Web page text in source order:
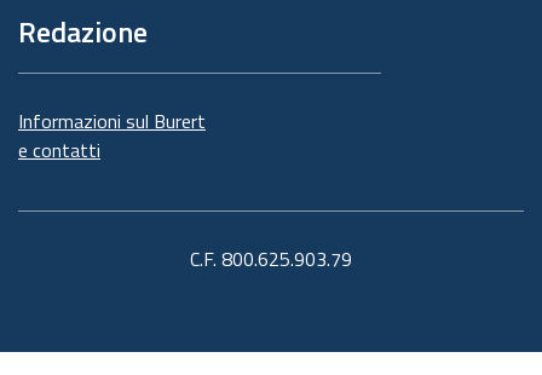
Redazione
Informazioni sul Burert
e contatti
C.F. 800.625.903.79